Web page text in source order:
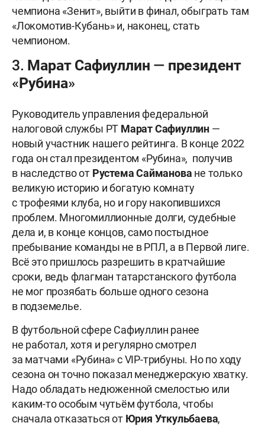
чемпиона «Зенит», выйти в финал, обыграть там
«Локомотив-Кубань» и, наконец, стать
чемпионом.
3. Марат Сафиуллин — президент
«Рубина»
Руководитель управления федеральной
налоговой службы РТ МаратСафиуллин —
новый участник нашего рейтинга. В конце 2022
года он стал президентом «Рубина», получив
в наследство от Рустема Сайманова не только
великую историю и богатую комнату
с трофеями клуба, но и гору накопившихся
проблем. Многомиллионные долги, судебные
дела и, в конце концов, само постыдное
пребывание команды не в РПЛ, а в Первой лиге.
Всё это пришлось разрешить в кратчайшие
сроки, ведь флагман татарстанского футбола
не мог прозябать больше одного сезона
в подземелье.
В футбольной сфере Сафиуллин ранее
не работал, хотя и регулярно смотрел
за матчами «Рубина» с VIP-трибуны. Но по ходу
сезона он точно показал менеджерскую хватку.
Надо обладать недюженной смелостью или
каким-то особым чутьём футбола, чтобы
сначала отказаться от Юрия Уткульбаева,